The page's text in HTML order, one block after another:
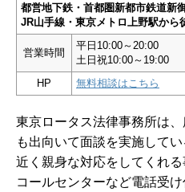
都営地下鉄・首都圏新都市鉄道新
JR山手線・東京メトロ上野駅から
営業時間
平日10:00～20:00
土日祝10:00～19:00
HP
無料相談はこちら
東京ロータス法律事務所は
も出向いて面談を実施して
近く親身な対応をしてくれる
コールセンターなど電話受